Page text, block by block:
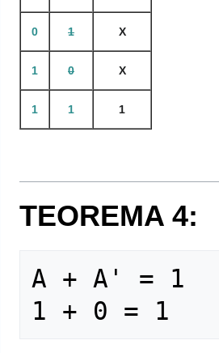
0 1 X
1 0 X
1 1 1
TEOREMA 4:
A + A' =